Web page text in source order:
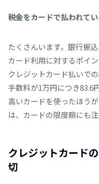
――税金をカードで払われて
たくさんいます。銀行振
カード利用に対するポイ
クレジットカード払いで
手数料が1万円につき83.6
高いカードを使ったほう
は、カードの限度額にも注
クレジットカード
切